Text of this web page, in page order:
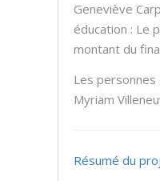
Geneviève
éducation : Le
montant du
Les personnes
Myriam
Résumé du